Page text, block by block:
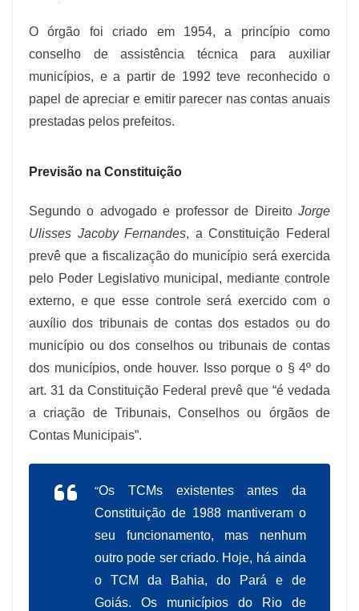
O órgão foi criado em 1954, a princípio como
conselho de assistência técnica para auxiliar
municípios, e a partir de 1992 teve reconhecido o
papel de apreciar e emitir parecer nas contas anuais
prestadas pelos prefeitos.
Previsão na Constituição
Segundo o advogado e professor de Direito Jorge
Ulisses Jacoby Fernandes, a Constituição Federal
prevê que a fiscalização do município será exercida
pelo Poder Legislativo municipal, mediante controle
externo, e que esse controle será exercido com o
auxílio dos tribunais de contas dos estados ou do
município ou dos conselhos ou tribunais de contas
dos municípios, onde houver. Isso porque o § 4º do
art. 31 da Constituição Federal prevê que “é vedada
a criação de Tribunais, Conselhos ou órgãos de
Contas Municipais”.
“Os TCMs existentes antes da
Constituição de 1988mantiveram o
seu funcionamento, mas nenhum
outro pode ser criado. Hoje, há ainda
o TCM da Bahia, do Pará e de
Goiás. Os municípios do Rio de